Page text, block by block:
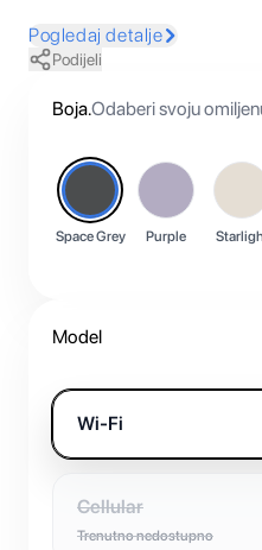
Pogledaj detalje
Podijeli
Boja.Odaberi svoju
Space Grey Purple
Model
Wi-Fi
Cellular
Trenutno nedostupno